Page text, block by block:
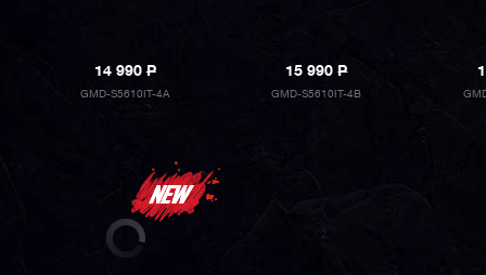
14 990P
GMD-S5610IT-4A
15 990P
GMD-S5610IT-4B